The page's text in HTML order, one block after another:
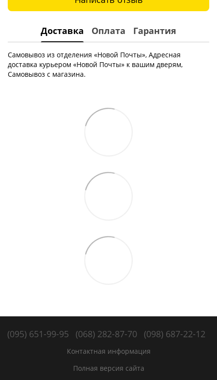
Доставка Оплата Гарантия
Самовывоз из отделения «Новой Почты», Адресная
доставка курьером «Новой Почты» к вашим дверям,
Самовывоз с магазина.
(095) 651-99-95 (068) 282-87-70 (098) 687-22-12
Контактная информация
Полная версия сайта